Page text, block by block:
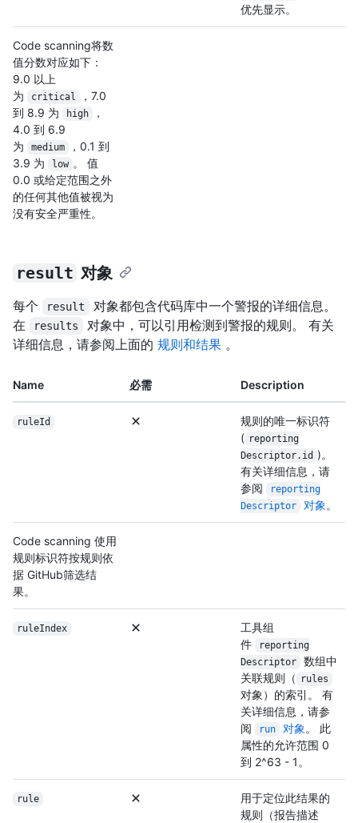
优先显示。
Code scanning将数
值分数对应如下：
9.0 以上
为
critical
，7.0
到 8.9 为
high
，
4.0 到 6.9
为
medium
，0.1 到
3.9 为
low 。 值
0.0 或给定范围之外
的任何其他值被视为
没有安全严重性。
result 对象
每个 result
对象都包含代码库中一个警报的详细信息。
在
results
对象中，可以引用检测到警报的规则。 有关
详细信息，请参阅上面的 规则和结果 。
Name 必需 Description
ruleId
规则的唯一标识符
( reporting
Descriptor.id )。
有关详细信息，请
参阅
reporting
Descriptor
对象 。
Code scanning 使用
规则标识符按规则依
据 GitHub筛选结
果。
ruleIndex
工具组
件
reporting
Descriptor
数组中
关联规则（
rules
对象）的索引。 有
关详细信息，请参
阅
run 对象 。 此
属性的允许范围 0
到 2^63 - 1。
rule
用于定位此结果的
规则（报告描述